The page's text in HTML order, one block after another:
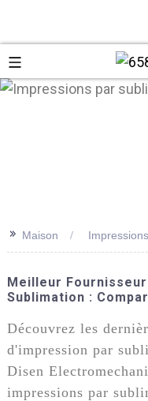
>> Maison
Meilleur
Sublimation :
Découvrez les
d'impression par
Disen
impressions par